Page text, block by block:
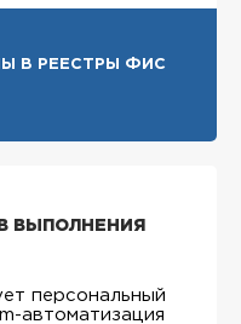
В РЕЕСТРЫ ФИС
ВЫПОЛНЕНИЯ
персональный
автоматизация